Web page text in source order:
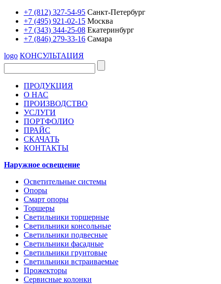
+7 (812) 327-54-95 Санкт-Петербург
+7 (495) 921-02-15 Москва
+7 (343) 344-25-08 Екатеринбург
+7 (846) 279-33-16 Самара
logo КОНСУЛЬТАЦИЯ
ПРОДУКЦИЯ
О НАС
ПРОИЗВОДСТВО
УСЛУГИ
ПОРТФОЛИО
ПРАЙС
СКАЧАТЬ
КОНТАКТЫ
Наружное освещение
Осветительные системы
Опоры
Смарт опоры
Торшеры
Светильники торшерные
Светильники консольные
Светильники подвесные
Светильники фасадные
Светильники грунтовые
Светильники встраиваемые
Прожекторы
Сервисные колонки